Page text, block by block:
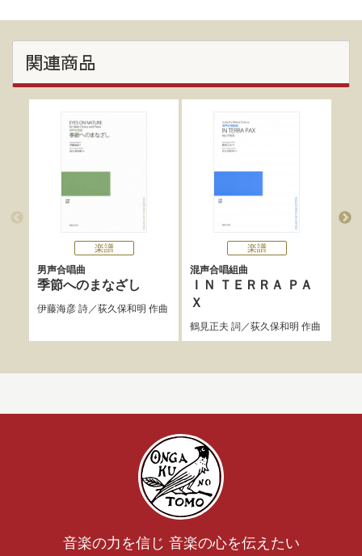
関連商品
楽譜
男声合唱曲
季節へのまなざし
伊藤海彦詩／荻久保和明 作曲
楽譜
混声合唱組曲
ＩＮ ＴＥＲＲＡ ＰＡ
Ｘ
鶴見正夫 詞／荻久保和明 作曲
音楽の力を信じ 音楽の心を伝えたい